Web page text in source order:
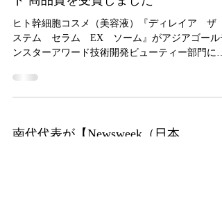
ヒト幹細胞コスメ（美容液）『ディレイア ザ
ステム セラム EX ソーム』がアジアゴール
ンスターアワード技術開発ビューティー部門にて
アワードとは アジアゴールデンスターアワード
は、一般社団法人アジア・日本優秀企業家連盟
南代代表が【Newsweek（日本